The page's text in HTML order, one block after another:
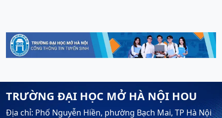
TRƯỜNG ĐẠI HỌC MỞ HÀ NỘI HOU
Địa chỉ: Phố Nguyễn Hiền, phường Bạch Mai, TP Hà Nội